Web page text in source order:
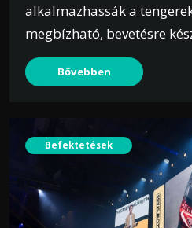
alkalmazhassák a
megbízható, bevetésre
Bővebben
Befektetések